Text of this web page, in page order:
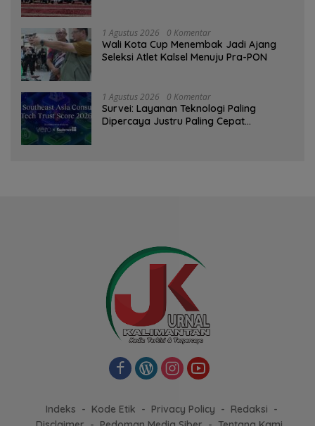
1 Agustus 2026 0 Komentar
Wali Kota Cup Menembak Jadi Ajang
Seleksi Atlet Kalsel Menuju Pra-PON
1 Agustus 2026 0 Komentar
Survei: Layanan Teknologi Paling
Dipercaya Justru Paling Cepat
Indeks Kode Etik Privacy Policy
Redaksi